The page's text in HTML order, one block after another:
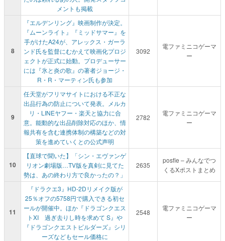
メントも掲載
8
『エルデンリング』映画制作が決定。
『ムーンライト』『ミッドサマー』を
手がけたA24が、アレックス・ガーラ
ンド氏を監督にむかえて映画化プロジ
ェクトが正式に始動。プロデューサー
には『氷と炎の歌』の著者ジョージ・
R・R・マーティン氏も参加
3092
電ファミニコゲーマ
ー
9
任天堂がフリマサイトにおける不正な
出品行為の防止について発表。メルカ
リ・LINEヤフー・楽天と協力に合
意。能動的な出品削除対応のほか、情
報共有を含む連携体制の構築などの対
策を進めていくとの公式声明
2782
電ファミニコゲーマ
ー
10
【直球で聞いた】「シン・エヴァンゲ
リオン劇場版…TV版を真剣に見てた
勢は、あの終わり方で良かったの？」
2635
posfie – みんなでつ
くるXポストまとめ
11
『ドラクエ3』HD-2Dリメイク版が
25％オフの5758円で購入できる初セ
ールが開催中。ほか『ドラゴンクエス
トXI 過ぎ去りし時を求めて S』や
『ドラゴンクエストビルダーズ』シリ
ーズなどもセール価格に
2548
電ファミニコゲーマ
ー